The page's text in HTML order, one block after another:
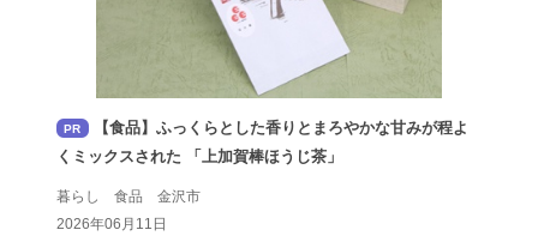
PR
【食品】ふっくらとした香りとまろやかな甘みが程よ
くミックスされた 「上加賀棒ほうじ茶」
暮らし 食品 金沢市
2026年06月11日